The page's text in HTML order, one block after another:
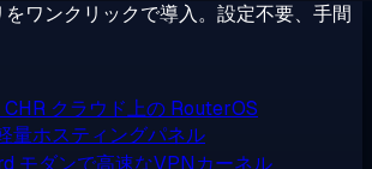
ワンクリックで導入。設定不要、手間
クラウド上の RouterOS
量ホスティングパネル
モダンで高速なVPNカーネル